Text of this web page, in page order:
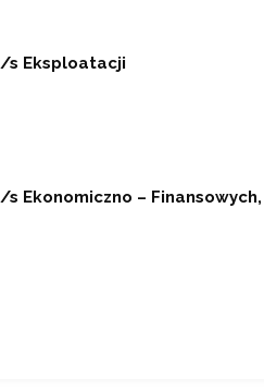
s Eksploatacji
Ekonomiczno – Finansowych,